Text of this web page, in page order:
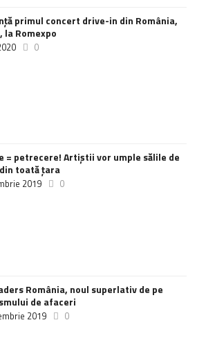
primul concert drive-in din România,
la Romexpo
0
= petrecere! Artiștii vor umple sălile de
toată țara
2019 0
România, noul superlativ de pe
de afaceri
2019 0